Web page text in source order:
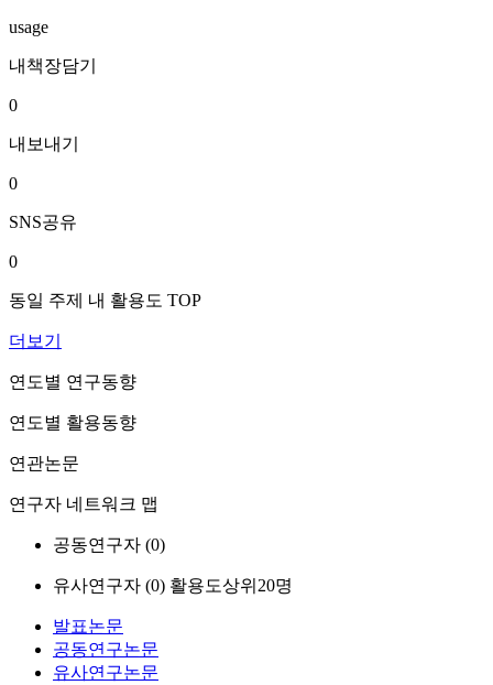
usage
내책장담기
0
내보내기
0
SNS공유
0
동일 주제 내 활용도 TOP
더보기
연도별 연구동향
연도별 활용동향
연관논문
연구자 네트워크 맵
공동연구자 (0)
유사연구자 (0) 활용도상위20명
발표논문
공동연구논문
유사연구논문